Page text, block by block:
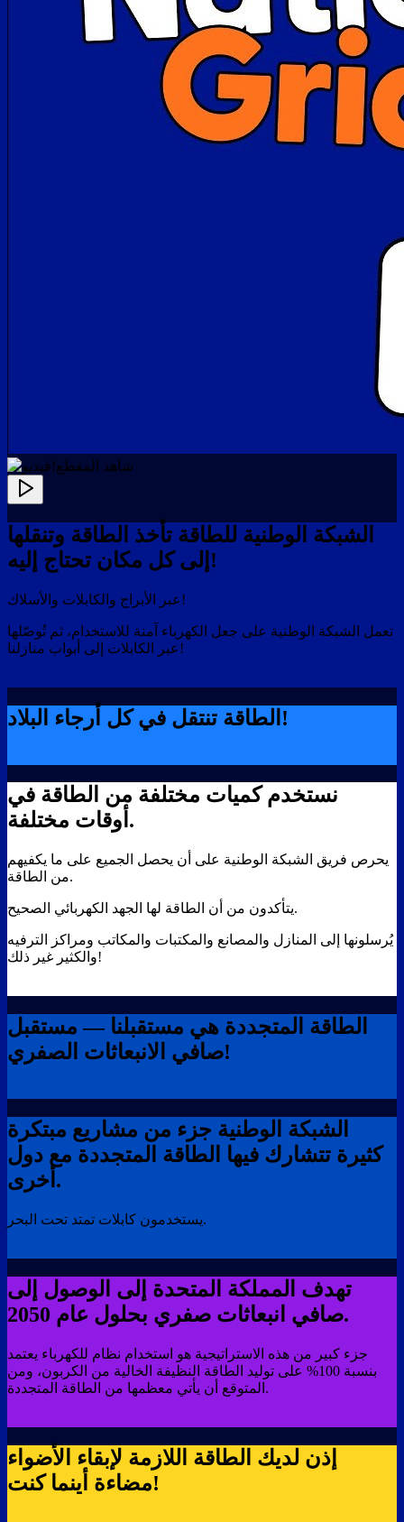
!شاهد المقطع
الشبكة الوطنية للطاقة تأخذ الطاقة وتنقلها
إلى كل مكان تحتاج إليه!
عبر الأبراج والكابلات والأسلاك!
تعمل الشبكة الوطنية على جعل الكهرباء آمنة للاستخدام، ثم تُوصّلها
عبر الكابلات إلى أبواب منازلنا!
الطاقة تنتقل في كل أرجاء البلاد!
نستخدم كميات مختلفة من الطاقة في
أوقات مختلفة.
يحرص فريق الشبكة الوطنية على أن يحصل الجميع على ما يكفيهم
من الطاقة.
يتأكدون من أن الطاقة لها الجهد الكهربائي الصحيح.
يُرسلونها إلى المنازل والمصانع والمكتبات والمكاتب ومراكز الترفيه
والكثير غير ذلك!
الطاقة المتجددة هي مستقبلنا — مستقبل
صافي الانبعاثات الصفري!
الشبكة الوطنية جزء من مشاريع مبتكرة
كثيرة تتشارك فيها الطاقة المتجددة مع دول
أخرى.
يستخدمون كابلات تمتد تحت البحر.
تهدف المملكة المتحدة إلى الوصول إلى
صافي انبعاثات صفري بحلول عام 2050.
جزء كبير من هذه الاستراتيجية هو استخدام نظام للكهرباء يعتمد
بنسبة 100% على توليد الطاقة النظيفة الخالية من الكربون، ومن
المتوقع أن يأتي معظمها من الطاقة المتجددة.
إذن لديك الطاقة اللازمة لإبقاء الأضواء
مضاءة أينما كنت!